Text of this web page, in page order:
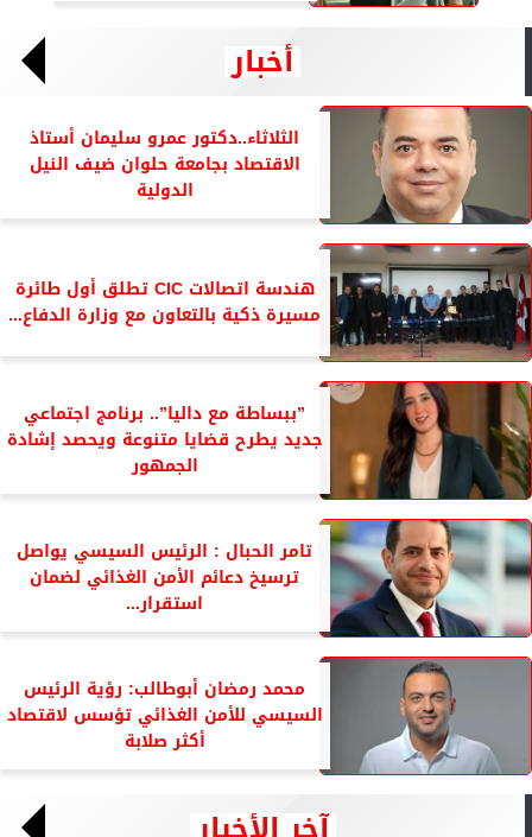
أخبار
الثلاثاء..دكتور عمرو سليمان أستاذ
الاقتصاد بجامعة حلوان ضيف النيل
الدولية
هندسة اتصالات CIC تطلق أول طائرة
مسيرة ذكية بالتعاون مع وزارة الدفاع...
”ببساطة مع داليا”.. برنامج اجتماعي
جديد يطرح قضايا متنوعة ويحصد إشادة
الجمهور
تامر الحبال : الرئيس السيسي يواصل
ترسيخ دعائم الأمن الغذائي لضمان
استقرار...
محمد رمضان أبوطالب: رؤية الرئيس
السيسي للأمن الغذائي تؤسس لاقتصاد
أكثر صلابة